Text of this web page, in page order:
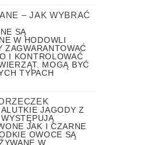
– JAK WYBRAĆ
SĄ
W HODOWLI
ZAGWARANTOWAĆ
I KONTROLOWAĆ
MOGĄ BYĆ
TYPACH
JAGODY Z
JAK I CZARNE
OWOCE SĄ
W